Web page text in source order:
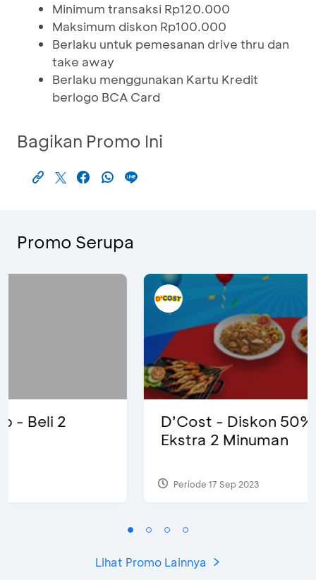
Minimum transaksi Rp120.000
Maksimum diskon Rp100.000
Berlaku untuk pemesanan drive thru dan
take away
Berlaku menggunakan Kartu Kredit
berlogo BCA Card
Bagikan Promo Ini
Promo Serupa
D’Cost - Diskon 50% Makanan &
Lihat Promo Lainnya